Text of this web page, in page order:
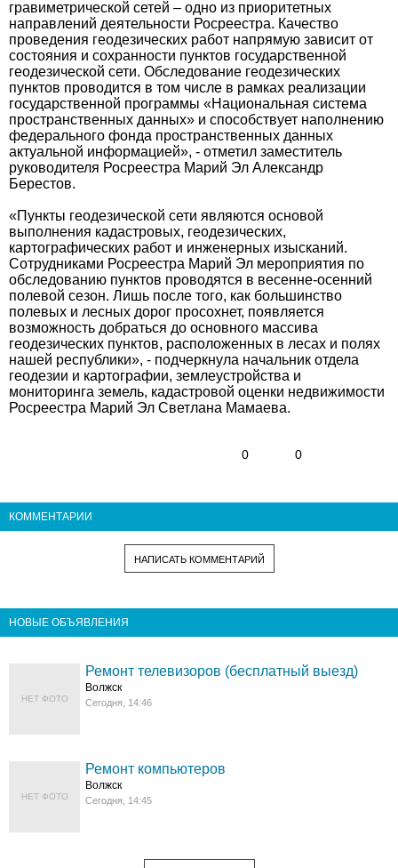
гравиметрической сетей – одно из приоритетных
направлений деятельности Росреестра. Качество
проведения геодезических работ напрямую зависит от
состояния и сохранности пунктов государственной
геодезической сети. Обследование геодезических
пунктов проводится в том числе в рамках реализации
государственной программы «Национальная система
пространственных данных» и способствует наполнению
федерального фонда пространственных данных
актуальной информацией», - отметил заместитель
руководителя Росреестра Марий Эл Александр
Берестов.
«Пункты геодезической сети являются основой
выполнения кадастровых, геодезических,
картографических работ и инженерных изысканий.
Сотрудниками Росреестра Марий Эл мероприятия по
обследованию пунктов проводятся в весенне-осенний
полевой сезон. Лишь после того, как большинство
полевых и лесных дорог просохнет, появляется
возможность добраться до основного массива
геодезических пунктов, расположенных в лесах и полях
нашей республики», - подчеркнула начальник отдела
геодезии и картографии, землеустройства и
мониторинга земель, кадастровой оценки недвижимости
Росреестра Марий Эл Светлана Мамаева.
0 0
КОММЕНТАРИИ
НАПИСАТЬ КОММЕНТАРИЙ
НОВЫЕ ОБЪЯВЛЕНИЯ
НЕТ ФОТО
Ремонт телевизоров (бесплатный выезд)
Волжск
Сегодня, 14:46
НЕТ ФОТО
Ремонт компьютеров
Волжск
Сегодня, 14:45